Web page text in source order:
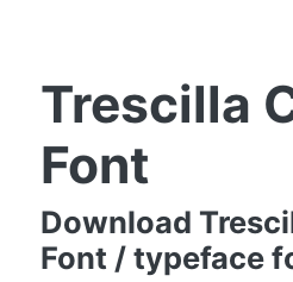
Trescilla
Font
Download
Font / typeface